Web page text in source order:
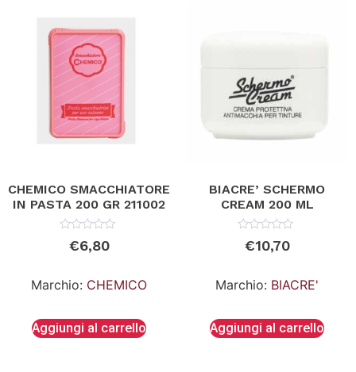
CHEMICO SMACCHIATORE
IN PASTA 200 GR 211002
Valutato
€6,80
Marchio: CHEMICO
Aggiungi al carrello
BIACRE’ SCHERMO
CREAM 200 ML
Valutato
€10,70
Marchio: BIACRE'
Aggiungi al carrello